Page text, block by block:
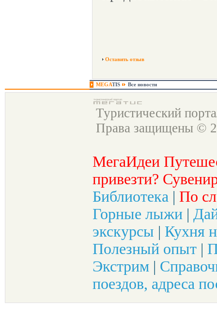
Оставить отзыв
MEGATIS Все новости
Туристический
Права защищены ©
МегаИдеи
привезти?
Библиотека | По
Горные лыжи |
экскурсы | Кухня
Полезный опыт |
Экстрим |
поездов, адреса